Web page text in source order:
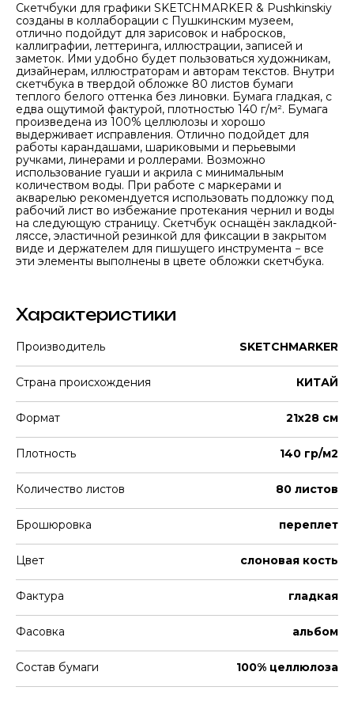
Скетчбуки для графики SKETCHMARKER & Pushkinskiy
созданы в коллаборации с Пушкинским музеем,
отлично подойдут для зарисовок и набросков,
каллиграфии, леттеринга, иллюстрации, записей и
заметок. Ими удобно будет пользоваться художникам,
дизайнерам, иллюстраторам и авторам текстов. Внутри
скетчбука в твердой обложке 80 листов бумаги
теплого белого оттенка без линовки. Бумага гладкая, с
едва ощутимой фактурой, плотностью 140 г/м². Бумага
произведена из 100% целлюлозы и хорошо
выдерживает исправления. Отлично подойдет для
работы карандашами, шариковыми и перьевыми
ручками, линерами и роллерами. Возможно
использование гуаши и акрила с минимальным
количеством воды. При работе с маркерами и
акварелью рекомендуется использовать подложку под
рабочий лист во избежание протекания чернил и воды
на следующую страницу. Скетчбук оснащён закладкой-
ляссе, эластичной резинкой для фиксации в закрытом
виде и держателем для пишущего инструмента − все
эти элементы выполнены в цвете обложки скетчбука.
Характеристики
Производитель SKETCHMARKER
Страна происхождения КИТАЙ
Формат 21х28 см
Плотность 140 гр/м2
Количество листов 80 листов
Брошюровка переплет
Цвет слоновая кость
Фактура гладкая
Фасовка альбом
Состав бумаги 100% целлюлоза